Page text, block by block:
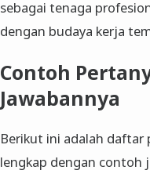
sebagai tenaga
dengan budaya kerja
Contoh
Jawabannya
Berikut ini adalah daftar
lengkap dengan contoh